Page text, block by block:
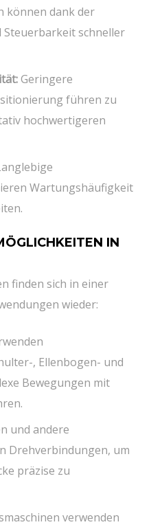
können dank der
schneller
Geringere
führen zu
hochwertigeren
Wartungshäufigkeit
IN
finden sich in einer
wieder:
, Ellenbogen- und
Bewegungen mit
und andere
Drehverbindungen, um
präzise zu
verwenden